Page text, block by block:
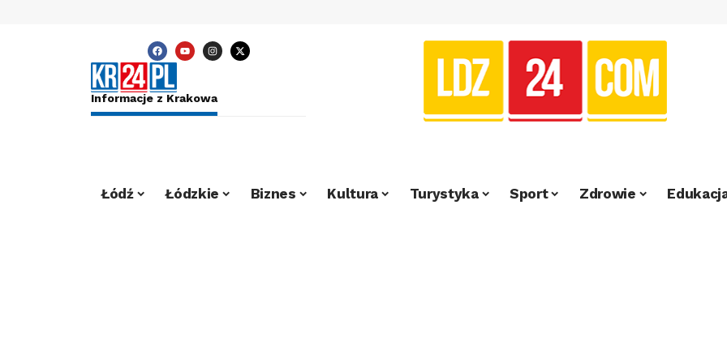
Informacje z Krakowa
Łódź Łódzkie Biznes Kultura Turystyka Sport Zdrowie